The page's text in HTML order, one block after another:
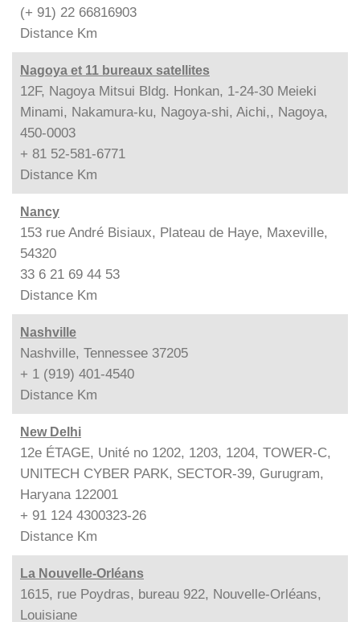
(+ 91) 22 66816903
Distance Km
Nagoya et 11 bureaux satellites
12F, Nagoya Mitsui Bldg. Honkan, 1-24-30 Meieki
Minami, Nakamura-ku, Nagoya-shi, Aichi,, Nagoya,
450-0003
+ 81 52-581-6771
Distance Km
Nancy
153 rue André Bisiaux, Plateau de Haye, Maxeville,
54320
33 6 21 69 44 53
Distance Km
Nashville
Nashville, Tennessee 37205
+ 1 (919) 401-4540
Distance Km
New Delhi
12e ÉTAGE, Unité no 1202, 1203, 1204, TOWER-C,
UNITECH CYBER PARK, SECTOR-39, Gurugram,
Haryana 122001
+ 91 124 4300323-26
Distance Km
La Nouvelle-Orléans
1615, rue Poydras, bureau 922, Nouvelle-Orléans,
Louisiane